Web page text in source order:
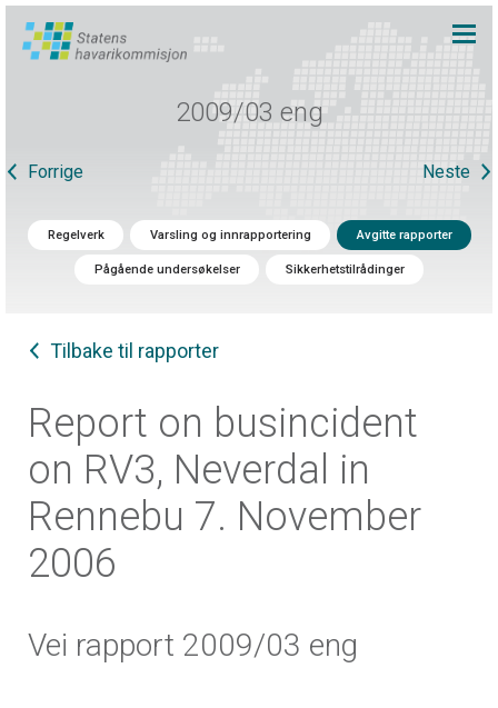
2009/03 eng
Forrige Neste
Regelverk Varsling og innrapportering Avgitte rapporter
Pågående undersøkelser Sikkerhetstilrådinger
Tilbake til rapporter
Report on busincident
on RV3, Neverdal in
Rennebu 7. November
2006
Vei rapport 2009/03 eng